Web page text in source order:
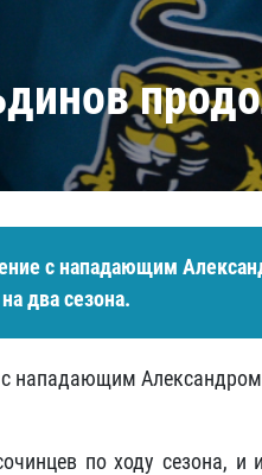
с нападающим
два сезона.
с нападающим
по ходу сезона, и